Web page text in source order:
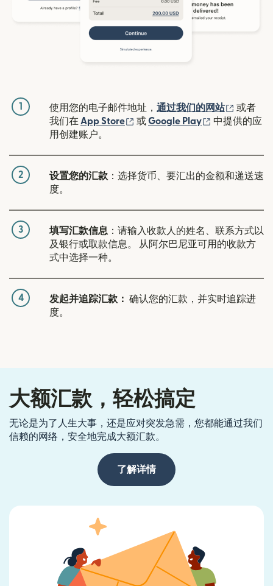
1 使用您的电子邮件地址， 通过我们的网站 （在新
或者
我们在 App Store （在新窗口中打开）
或Google Play （在新窗口中
中提供的应
用创建账户。
2 设置您的汇款 ：选择货币、要汇出的金额和递送速
度。
3 填写汇款信息 ：请输入收款人的姓名、联系方式以
及银行或取款信息。 从阿尔巴尼亚可用的收款方
式中选择一种。
4 发起并追踪汇款： 确认您的汇款，并实时追踪进
度。
大额汇款，轻松搞定
无论是为了人生大事，还是应对突发急需，您都能通过我们
信赖的网络，安全地完成大额汇款。
了解详情